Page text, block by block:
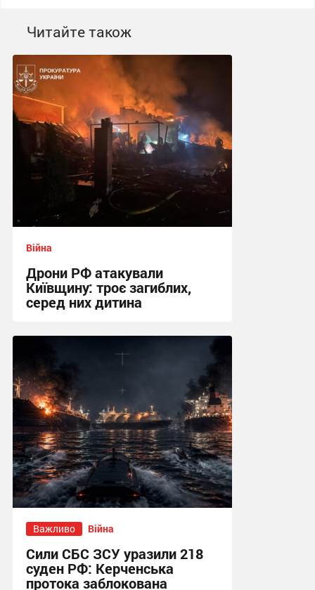
Читайте також
Війна
Дрони РФ атакували
Київщину: троє загиблих,
серед них дитина
Важливо Війна
Сили СБС ЗСУ уразили 218
суден РФ: Керченська
протока заблокована